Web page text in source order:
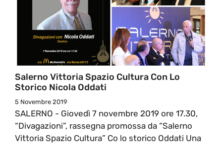
Salerno Vittoria Spazio Cultura Con Lo
Storico Nicola Oddati
5 Novembre 2019
SALERNO - Giovedì 7 novembre 2019 ore 17.30,
“Divagazioni”, rassegna promossa da “Salerno
Vittoria Spazio Cultura” Co lo storico Oddati Una